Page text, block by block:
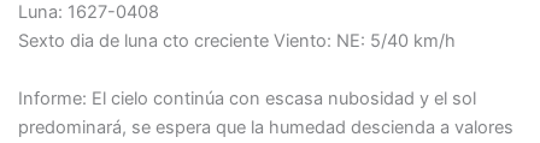
Luna: 1627-0408
Sexto dia de luna cto creciente Viento: NE: 5/40 km/h
Informe: El cielo continúa con escasa nubosidad y el sol
predominará, se espera que la humedad descienda a valores